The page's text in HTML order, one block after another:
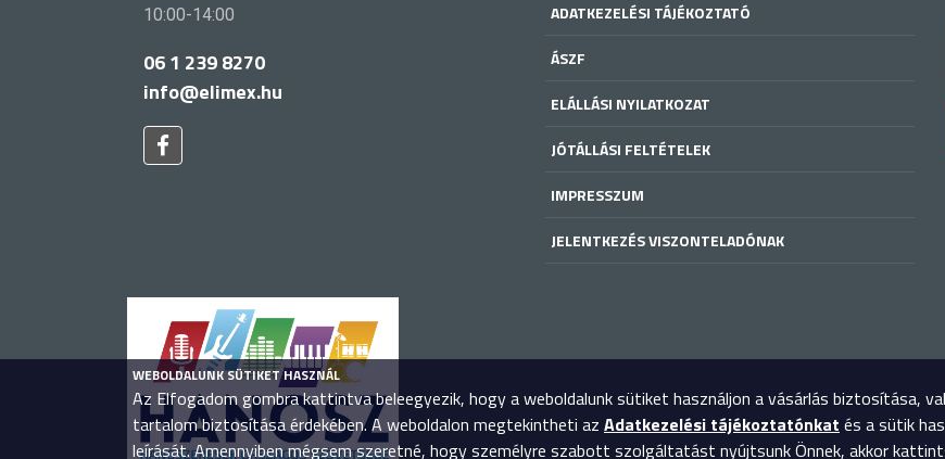
10:00-14:00
06 1 239 8270
info@elimex.hu
ADATKEZELÉSI TÁJÉKOZTATÓ
ÁSZF
ELÁLLÁSI NYILATKOZAT
JÓTÁLLÁSI FELTÉTELEK
IMPRESSZUM
JELENTKEZÉS VISZONTELADÓNAK
WEBOLDALUNK SÜTIKET HASZNÁL
Az Elfogadom gombra kattintva beleegyezik, hogy a weboldalunk sütiket használjon a vásárlás biztosítása,
tartalom biztosítása érdekében. A weboldalon megtekintheti az Adatkezelési tájékoztatónkat és a sütik
leírását. Amennyiben mégsem szeretné, hogy személyre szabott szolgáltatást nyújtsunk Önnek, akkor